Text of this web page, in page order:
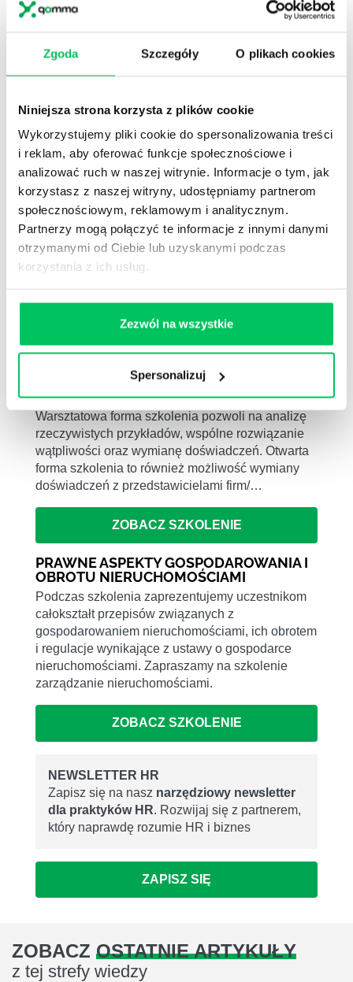
Zgoda Szczegóły O plikach cookies
Niniejsza strona korzysta z plików cookie
Wykorzystujemy pliki cookie do spersonalizowania treści
i reklam, aby oferować funkcje społecznościowe i
analizować ruch w naszej witrynie. Informacje o tym, jak
korzystasz z naszej witryny, udostępniamy partnerom
społecznościowym, reklamowym i analitycznym.
Partnerzy mogą połączyć te informacje z innymi danymi
otrzymanymi od Ciebie lub uzyskanymi podczas
korzystania z ich usług.
Zezwól na wszystkie
Spersonalizuj
urzędu informację o wszczęciu postępowania w
inwestycji celu publicznego z zakresu łączności
tego organu. Do informacji stosuje się odpowiednio
Art. 34b. Mapy do celów projektowych
wykorzystywane w procesie budowlanym powinny być
opatrzone klauzulą urzędową określoną w przepisach
prawa geodezyjnego i kartograficznego stanowiącą
potwierdzenie przyjęcia materiałów lub zbiorów
danych, w oparciu o które mapy te zostały
sporządzone, do państwowego zasobu geodezyjnego
PRAWO BUDOWLANE 2026
Warsztatowa forma szkolenia pozwoli na analizę
rzeczywistych przykładów, wspólne rozwiązanie
wątpliwości oraz wymianę doświadczeń. Otwarta
forma szkolenia to również możliwość wymiany
doświadczeń z przedstawicielami firm/…
ZOBACZ SZKOLENIE
PRAWNE ASPEKTY GOSPODAROWANIA I
OBROTU NIERUCHOMOŚCIAMI
Podczas szkolenia zaprezentujemy uczestnikom
całokształt przepisów związanych z
gospodarowaniem nieruchomościami, ich obrotem
i regulacje wynikające z ustawy o gospodarce
nieruchomościami. Zapraszamy na szkolenie
zarządzanie nieruchomościami.
ZOBACZ SZKOLENIE
NEWSLETTER HR
Zapisz się na nasz narzędziowy newsletter
dla praktyków HR. Rozwijaj się z partnerem,
który naprawdę rozumie HR i biznes
ZAPISZ SIĘ
ZOBACZ OSTATNIE ARTYKUŁY
z tej strefy wiedzy